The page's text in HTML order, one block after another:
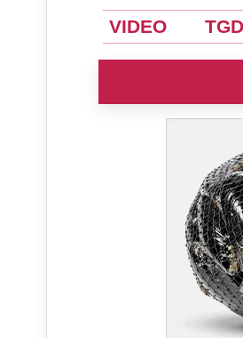
VIDEO